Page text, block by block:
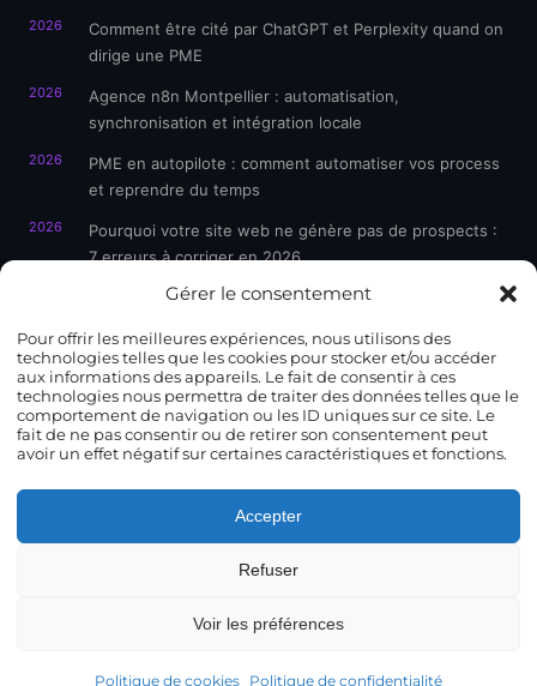
Gérer le consentement
Pour offrir les meilleures expériences, nous utilisons des
technologies telles que les cookies pour stocker et/ou accéder
aux informations des appareils. Le fait de consentir à ces
technologies nous permettra de traiter des données telles que le
comportement de navigation ou les ID uniques sur ce site. Le
fait de ne pas consentir ou de retirer son consentement peut
avoir un effet négatif sur certaines caractéristiques et fonctions.
Accepter
Refuser
Voir les préférences
Politique de cookies Politique de confidentialité
2026
Comment être cité par ChatGPT et Perplexity quand on
dirige une PME
2026
Agence n8n Montpellier : automatisation,
synchronisation et intégration locale
2026
PME en autopilote : comment automatiser vos process
et reprendre du temps
2026
Pourquoi votre site web ne génère pas de prospects :
7 erreurs à corriger en 2026
CONTACT
185 Rue Emile Gaboriau
34070 Montpellier, France
06 23 59 98 85
Lun – Ven : 9h – 18h